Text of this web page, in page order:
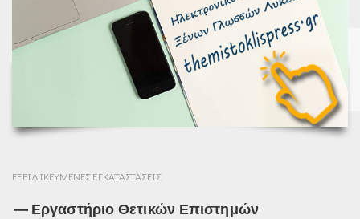
ΕΞΕΙΔΙΚΕΥΜΕΝΕΣ ΕΓΚΑΤΑΣΤΑΣΕΙΣ
Εργαστήριο Θετικών Επιστημών